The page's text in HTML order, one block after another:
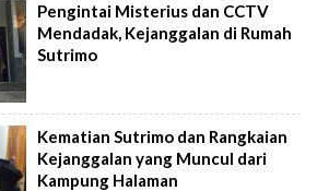
Pengintai Misterius dan CCTV
Mendadak, Kejanggalan di Rumah
Sutrimo
Kematian Sutrimo dan Rangkaian
Kejanggalan yang Muncul dari
Kampung Halaman